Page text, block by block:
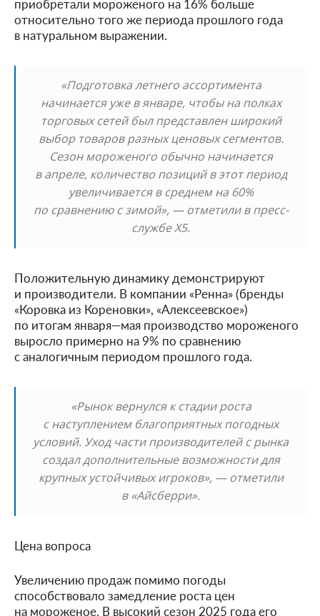
приобретали мороженого на 16% больше
относительно того же периода прошлого года
в натуральном выражении.
«Подготовка летнего ассортимента
начинается уже в январе, чтобы на полках
торговых сетей был представлен широкий
выбор товаров разных ценовых сегментов.
Сезон мороженого обычно начинается
в апреле, количество позиций в этот период
увеличивается в среднем на 60%
по сравнению с зимой», — отметили в пресс-
службе Х5.
Положительную динамику демонстрируют
и производители. В компании «Ренна» (бренды
«Коровка из Кореновки», «Алексеевское»)
по итогам января—мая производство мороженого
выросло примерно на 9% по сравнению
с аналогичным периодом прошлого года.
«Рынок вернулся к стадии роста
с наступлением благоприятных погодных
условий. Уход части производителей с рынка
создал дополнительные возможности для
крупных устойчивых игроков», — отметили
в «Айсберри».
Цена вопроса
Увеличению продаж помимо погоды
способствовало замедление роста цен
на мороженое. В высокий сезон 2025 года его